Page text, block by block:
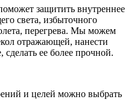
защитить внутреннее
света, избыточного
перегрева. Мы можем
отражающей, нанести
сделать ее более прочной.
и целей можно выбрать